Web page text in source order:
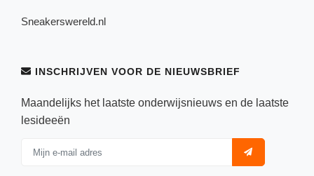
Sneakerswereld.nl
INSCHRIJVEN VOOR DE NIEUWSBRIEF
Maandelijks het laatste onderwijsnieuws en de laatste
lesideeën